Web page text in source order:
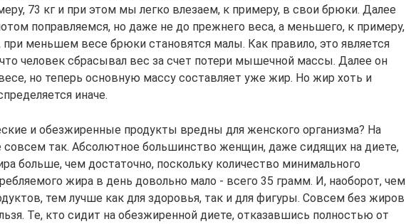
73 кг и при этом мы легко влезаем, к примеру, в свои брюки. Далее
поправляемся, но даже не до прежнего веса, а меньшего, к примеру,
при меньшем весе брюки становятся малы. Как правило, это является
человек сбрасывал вес за счет потери мышечной массы. Далее он
но теперь основную массу составляет уже жир. Но жир хоть и
иначе.
и обезжиренные продукты вредны для женского организма? На
совсем так. Абсолютное большинство женщин, даже сидящих на диете,
больше, чем достаточно, поскольку количество минимального
жира в день довольно мало - всего 35 грамм. И, наоборот, чем
тем лучше как для здоровья, так и для фигуры. Совсем без жиров
Те, кто сидит на обезжиренной диете, отказавшись полностью от